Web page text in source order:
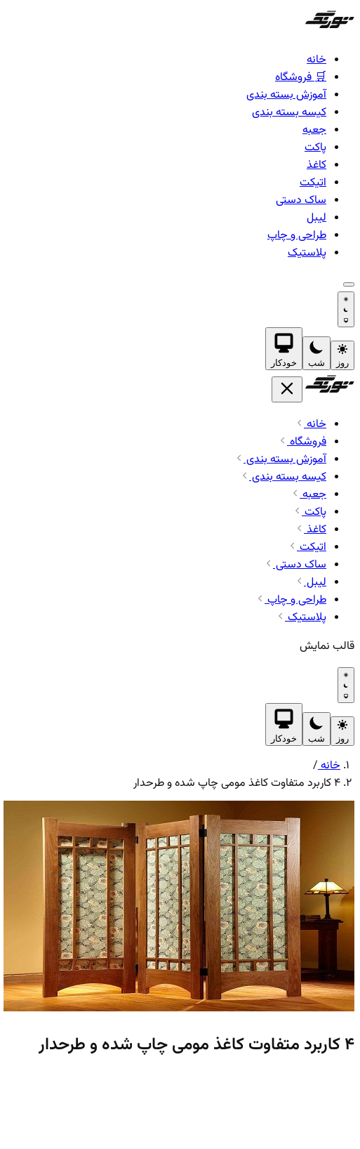
خانه
فروشگاه
آموزش بسته بندی
کیسه بسته بندی
جعبه
پاکت
کاغذ
اتیکت
ساک دستی
لیبل
طراحی و چاپ
پلاستیک
روز شب خودکار
خانه
فروشگاه
آموزش بسته بندی
کیسه بسته بندی
جعبه
پاکت
کاغذ
اتیکت
ساک دستی
لیبل
طراحی و چاپ
پلاستیک
قالب نمایش
روز شب خودکار
خانه/
4 کاربرد متفاوت کاغذ مومی چاپ شده و طرحدار
4 کاربرد متفاوت کاغذ مومی چاپ شده و طرحدار